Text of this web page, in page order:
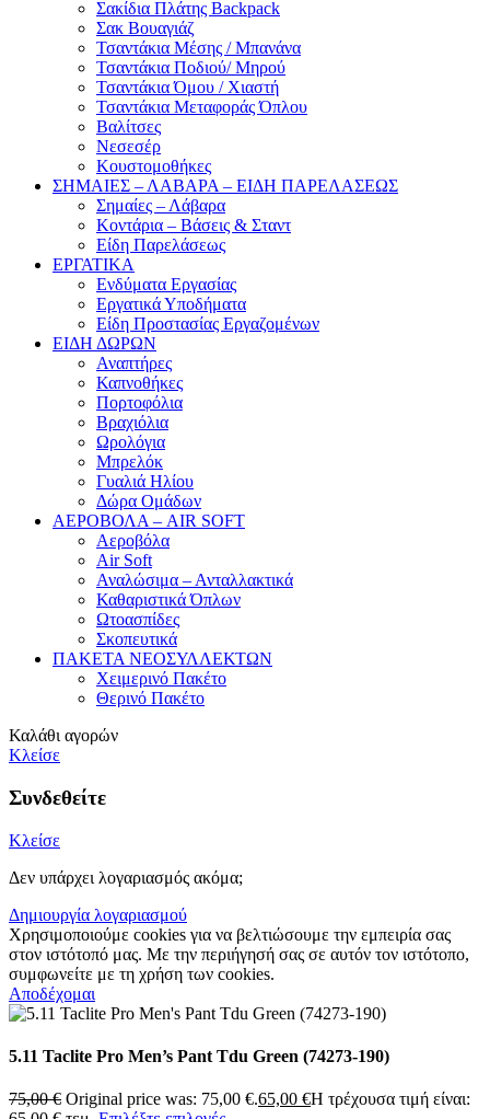
Σακίδια Πλάτης Backpack
Σακ Βουαγιάζ
Τσαντάκια Μέσης / Μπανάνα
Τσαντάκια Ποδιού/ Μηρού
Τσαντάκια Όμου / Χιαστή
Τσαντάκια Μεταφοράς Όπλου
Βαλίτσες
Νεσεσέρ
Κουστομοθήκες
ΣΗΜΑΙΕΣ – ΛΑΒΑΡΑ – ΕΙΔΗ ΠΑΡΕΛΑΣΕΩΣ
Σημαίες – Λάβαρα
Κοντάρια – Βάσεις & Σταντ
Είδη Παρελάσεως
ΕΡΓΑΤΙΚΑ
Ενδύματα Εργασίας
Εργατικά Υποδήματα
Είδη Προστασίας Εργαζομένων
ΕΙΔΗ ΔΩΡΩΝ
Αναπτήρες
Καπνοθήκες
Πορτοφόλια
Βραχιόλια
Ωρολόγια
Μπρελόκ
Γυαλιά Ηλίου
Δώρα Ομάδων
ΑΕΡΟΒΟΛΑ – AIR SOFT
Αεροβόλα
Air Soft
Αναλώσιμα – Ανταλλακτικά
Καθαριστικά Όπλων
Ωτοασπίδες
Σκοπευτικά
ΠΑΚΕΤΑ ΝΕΟΣΥΛΛΕΚΤΩΝ
Χειμερινό Πακέτο
Θερινό Πακέτο
Καλάθι αγορών
Κλείσε
Συνδεθείτε
Κλείσε
Δεν υπάρχει λογαριασμός ακόμα;
Δημιουργία λογαριασμού
Χρησιμοποιούμε cookies για να βελτιώσουμε την εμπειρία σας
στον ιστότοπό μας. Με την περιήγησή σας σε αυτόν τον ιστότοπο,
συμφωνείτε με τη χρήση των cookies.
Αποδέχομαι
5.11 Taclite Pro Men’s Pant Tdu Green (74273-190)
75,00€ Original price was: 75,00 €.65,00 €Η τρέχουσα τιμή είναι: